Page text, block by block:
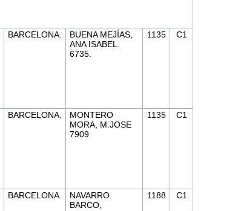
BARCELONA.
BUENA MEJÍAS,
ANA ISABEL.
6735.
1135 C1
BARCELONA.
MONTERO
MORA, M.JOSE
7909
1135 C1
BARCELONA.
NAVARRO
BARCO,
1188 C1